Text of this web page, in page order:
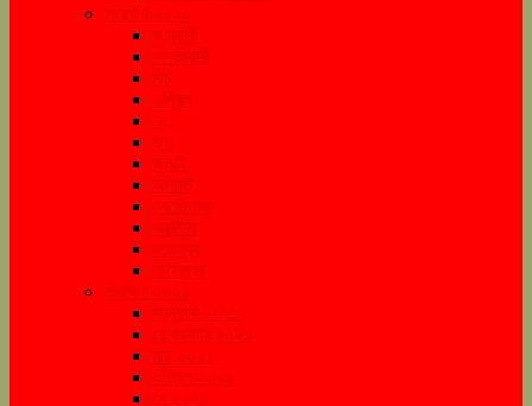
সংরক্ষণ ২০২০
জানুয়ারী
ফেব্রুয়ারী
মার্চ
এপ্রিল
মে
জুন
জুলাই
অগাস্ট
সেপ্টেম্বর
অক্টোবর
নভেম্বর
ডিসেম্বর
সংরক্ষণ ২০২১
জানুয়ারি ২০২১
ফেব্রুয়ারি ২০২১
মার্চ ২০২১
এপ্রিল ২০২১
মে ২০২১